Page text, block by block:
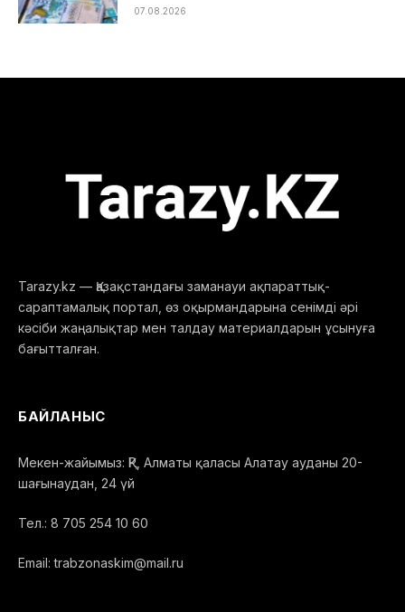
07.08.2026
Tarazy.kz — Қазақстандағы заманауи ақпараттық-
сараптамалық портал, өз оқырмандарына сенімді әрі
кәсіби жаңалықтар мен талдау материалдарын ұсынуға
бағытталған.
БАЙЛАНЫС
Мекен-жайымыз: ҚР, Алматы қаласы Алатау ауданы 20-
шағынаудан, 24 үй
Тел.: 8 705 254 10 60
Email: trabzonaskim@mail.ru